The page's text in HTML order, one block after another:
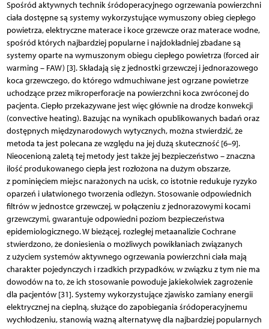
Spośród aktywnych technik śródoperacyjnego ogrzewania powierzchni
ciała dostępne są systemy wykorzystujące wymuszony obieg ciepłego
powietrza, elektryczne materace i koce grzewcze oraz materace wodne,
spośród których najbardziej popularne i najdokładniej zbadane są
systemy oparte na wymuszonym obiegu ciepłego powietrza (forced air
warming – FAW) [3]. Składają się z jednostki grzewczej i jednorazowego
koca grzewczego, do którego wdmuchiwane jest ogrzane powietrze
uchodzące przez mikroperforacje na powierzchni koca zwróconej do
pacjenta. Ciepło przekazywane jest więc głównie na drodze konwekcji
(convective heating). Bazując na wynikach opublikowanych badań oraz
dostępnych międzynarodowych wytycznych, można stwierdzić, że
metoda ta jest polecana ze względu na jej dużą skuteczność [6–9].
Nieocenioną zaletą tej metody jest także jej bezpieczeństwo – znaczna
ilość produkowanego ciepła jest rozłożona na dużym obszarze,
z pominięciem miejsc narażonych na ucisk, co istotnie redukuje ryzyko
oparzeń i ułatwionego tworzenia odleżyn. Stosowanie odpowiednich
filtrów w jednostce grzewczej, w połączeniu z jednorazowymi kocami
grzewczymi, gwarantuje odpowiedni poziom bezpieczeństwa
epidemiologicznego. W bieżącej, rozległej metaanalizie Cochrane
stwierdzono, że doniesienia o możliwych powikłaniach związanych
z użyciem systemów aktywnego ogrzewania powierzchni ciała mają
charakter pojedynczych i rzadkich przypadków, w związku z tym nie ma
dowodów na to, że ich stosowanie powoduje jakiekolwiek zagrożenie
dla pacjentów [31]. Systemy wykorzystujące zjawisko zamiany energii
elektrycznej na cieplną, służące do zapobiegania śródoperacyjnemu
wychłodzeniu, stanowią ważną alternatywę dla najbardziej popularnych